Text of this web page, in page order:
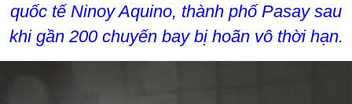
quốc tế Ninoy Aquino, thành phố Pasay sau
khi gần 200 chuyến bay bị hoãn vô thời hạn.